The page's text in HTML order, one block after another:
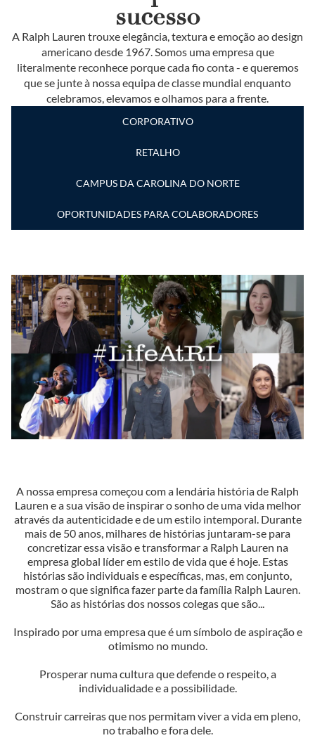
sucesso
A Ralph Lauren trouxe elegância, textura e emoção ao design
americano desde 1967. Somos uma empresa que
literalmente reconhece porque cada fio conta - e queremos
que se junte à nossa equipa de classe mundial enquanto
celebramos, elevamos e olhamos para a frente.
CORPORATIVO
RETALHO
CAMPUS DA CAROLINA DO NORTE
OPORTUNIDADES PARA COLABORADORES
A nossa empresa começou com a lendária história de Ralph
Lauren e a sua visão de inspirar o sonho de uma vida melhor
através da autenticidade e de um estilo intemporal. Durante
mais de 50 anos, milhares de histórias juntaram-se para
concretizar essa visão e transformar a Ralph Lauren na
empresa global líder em estilo de vida que é hoje. Estas
histórias são individuais e específicas, mas, em conjunto,
mostram o que significa fazer parte da família Ralph Lauren.
São as histórias dos nossos colegas que são...
Inspirado por uma empresa que é um símbolo de aspiração e
otimismo no mundo.
Prosperar numa cultura que defende o respeito, a
individualidade e a possibilidade.
Construir carreiras que nos permitam viver a vida em pleno,
no trabalho e fora dele.